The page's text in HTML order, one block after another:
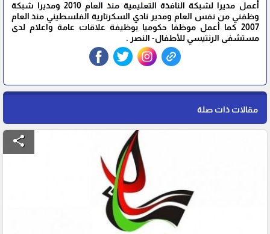
أعمل مديرا لشبكة النافذة التعليمية منذ العام 2010 ومديرا شبكة
وظفني من نفس العام ومدير نادي السكرتارية الفلسطيني منذ العام
2007 كما أعمل موظفا حكوميا بوظيفة علاقات عامة واعلام لدى
مستشفى الرنتيسي للأطفال- النصر .
مقالات ذات صلة
share